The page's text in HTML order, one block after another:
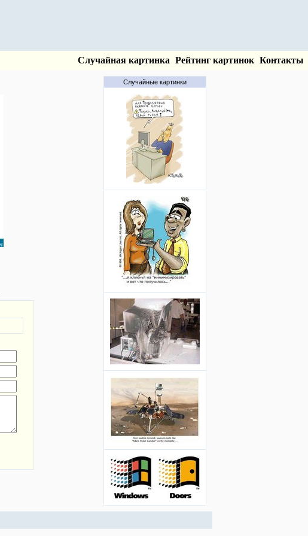
Случайная картинка Рейтинг картинок Контакты
Случайные картинки